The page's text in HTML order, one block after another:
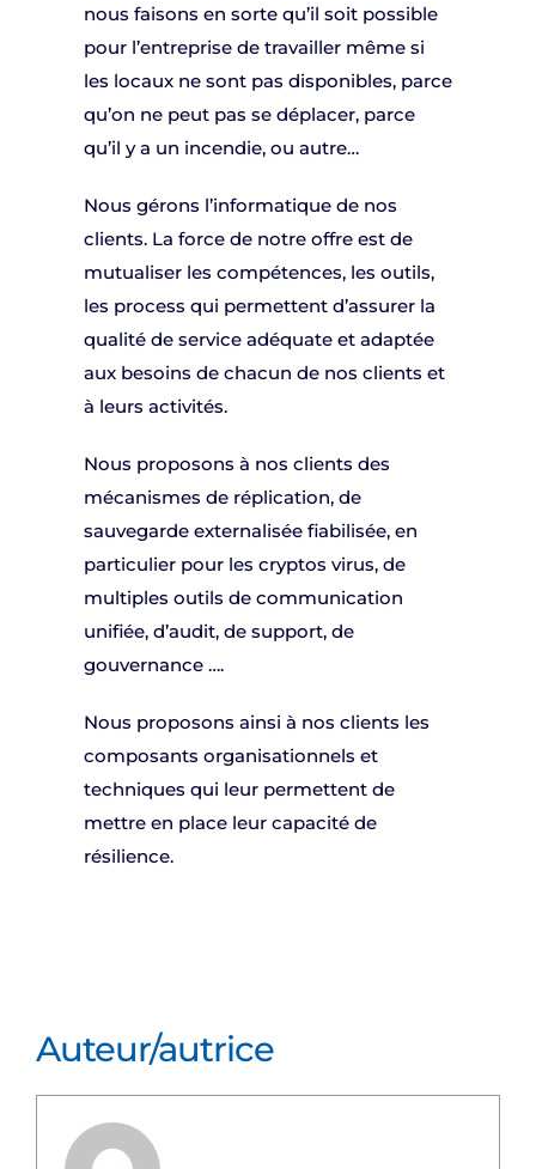
nous faisons en sorte qu’il soit possible
pour l’entreprise de travailler même si
les locaux ne sont pas disponibles, parce
qu’on ne peut pas se déplacer, parce
qu’il y a un incendie, ou autre…
Nous gérons l’informatique de nos
clients. La force de notre offre est de
mutualiser les compétences, les outils,
les process qui permettent d’assurer la
qualité de service adéquate et adaptée
aux besoins de chacun de nos clients et
à leurs activités.
Nous proposons à nos clients des
mécanismes de réplication, de
sauvegarde externalisée fiabilisée, en
particulier pour les cryptos virus, de
multiples outils de communication
unifiée, d’audit, de support, de
gouvernance ….
Nous proposons ainsi à nos clients les
composants organisationnels et
techniques qui leur permettent de
mettre en place leur capacité de
résilience.
Auteur/autrice